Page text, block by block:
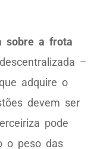
sobre a frota
–
adquire o
devem ser
pode
o peso das